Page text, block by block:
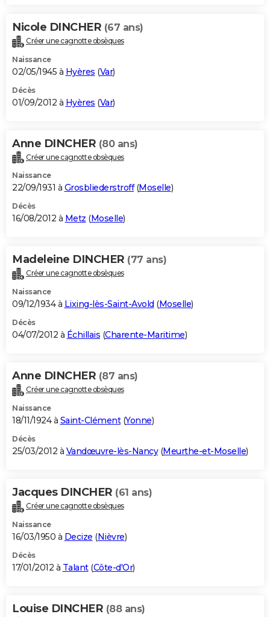
Nicole DINCHER (67 ans)
Créer une cagnotte obsèques
Naissance
02/05/1945 à Hyères (Var)
Décès
01/09/2012 à Hyères (Var)
Anne DINCHER (80 ans)
Créer une cagnotte obsèques
Naissance
22/09/1931 à Grosbliederstroff(Moselle)
Décès
16/08/2012 à Metz (Moselle)
Madeleine DINCHER (77 ans)
Créer une cagnotte obsèques
Naissance
09/12/1934 à Lixing-lès-Saint-Avold (Moselle)
Décès
04/07/2012 à Échillais (Charente-Maritime)
Anne DINCHER (87 ans)
Créer une cagnotte obsèques
Naissance
18/11/1924 à Saint-Clément(Yonne)
Décès
25/03/2012 à Vandœuvre-lès-Nancy(Meurthe-et-Moselle)
Jacques DINCHER (61 ans)
Créer une cagnotte obsèques
Naissance
16/03/1950 à Decize (Nièvre)
Décès
17/01/2012 à Talant(Côte-d'Or)
Louise DINCHER (88 ans)